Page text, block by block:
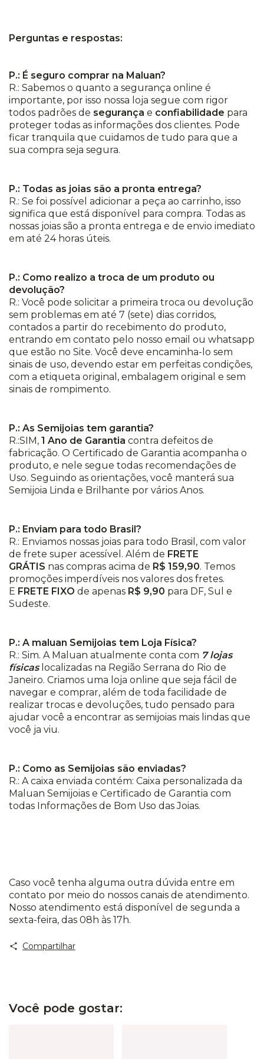
Perguntas e respostas:
P.: É seguro comprar na Maluan?
R.: Sabemos o quanto a segurança online é
importante, por isso nossa loja segue com rigor
todos padrões de segurança e confiabilidade para
proteger todas as informações dos clientes. Pode
ficar tranquila que cuidamos de tudo para que a
sua compra seja segura.
P.: Todas as joias são a pronta entrega?
R.: Se foi possível adicionar a peça ao carrinho, isso
significa que está disponível para compra. Todas as
nossas joias são a pronta entrega e de envio imediato
em até 24 horas úteis.
P.: Como realizo a troca de um produto ou
devolução?
R.: Você pode solicitar a primeira troca ou devolução
sem problemas em até 7 (sete) dias corridos,
contados a partir do recebimento do produto,
entrando em contato pelo nosso email ou whatsapp
que estão no Site. Você deve encaminha-lo sem
sinais de uso, devendo estar em perfeitas condições,
com a etiqueta original, embalagem original e sem
sinais de rompimento.
P.: As Semijoias tem garantia?
R.:SIM, 1 Ano de Garantia contra defeitos de
fabricação. O Certificado de Garantia acompanha o
produto, e nele segue todas recomendações de
Uso. Seguindo as orientações, você manterá sua
Semijoia Linda e Brilhante por vários Anos.
P.: Enviam para todo Brasil?
R.: Enviamos nossas joias para todo Brasil, com valor
de frete super acessível. Além de FRETE
GRÁTIS nas compras acima de R$ 159,90. Temos
promoções imperdíveis nos valores dos fretes.
E FRETE FIXO de apenas R$ 9,90 para DF, Sul e
Sudeste.
P.: A maluan Semijoias tem Loja Física?
R.: Sim. A Maluan atualmente conta com 7 lojas
físicaslocalizadas na Região Serrana do Rio de
Janeiro. Criamos uma loja online que seja fácil de
navegar e comprar, além de toda facilidade de
realizar trocas e devoluções, tudo pensado para
ajudar você a encontrar as semijoias mais lindas que
você ja viu.
P.: Como as Semijoias são enviadas?
R.: A caixa enviada contém: Caixa personalizada da
Maluan Semijoias e Certificado de Garantia com
todas Informações de Bom Uso das Joias.
Caso você tenha alguma outra dúvida entre em
contato por meio do nossos canais de atendimento.
Nosso atendimento está disponível de segunda a
sexta-feira, das 08h às 17h.
Compartilhar
Você pode gostar: